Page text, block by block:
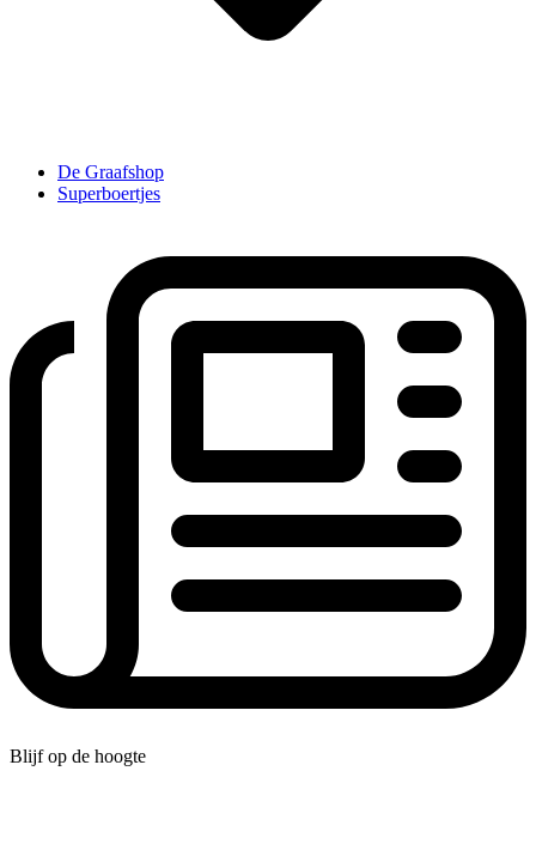
De Graafshop
Superboertjes
Blijf op de hoogte